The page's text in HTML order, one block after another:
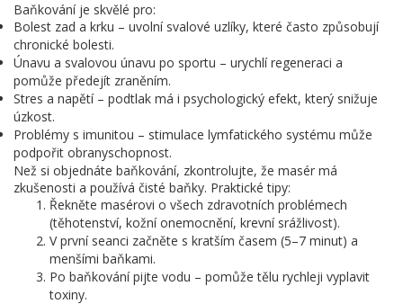
Baňkování je skvělé pro:
Bolest zad a krku – uvolní svalové uzlíky, které často způsobují
chronické bolesti.
Únavu a svalovou únavu po sportu – urychlí regeneraci a
pomůže předejít zraněním.
Stres a napětí – podtlak má i psychologický efekt, který snižuje
úzkost.
Problémy s imunitou – stimulace lymfatického systému může
podpořit obranyschopnost.
Než si objednáte baňkování, zkontrolujte, že masér má
zkušenosti a používá čisté baňky. Praktické tipy:
Řekněte masérovi o všech zdravotních problémech
(těhotenství, kožní onemocnění, krevní srážlivost).
V první seanci začněte s kratším časem (5–7 minut) a
menšími baňkami.
Po baňkování pijte vodu – pomůže tělu rychleji vyplavit
toxiny.